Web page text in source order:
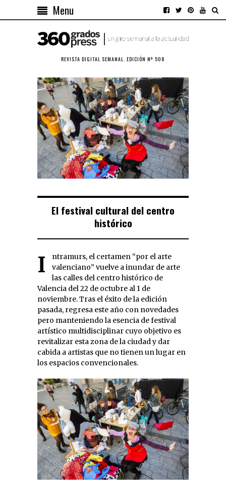
Menu
REVISTA DIGITAL SEMANAL. EDICIÓN Nº 508
El festival cultural del centro
histórico
Intramurs, el certamen “por el arte
valenciano” vuelve a inundar de arte
las calles del centro histórico de
Valencia del 22 de octubre al 1 de
noviembre. Tras el éxito de la edición
pasada, regresa este año con novedades
pero manteniendo la esencia de festival
artístico multidisciplinar cuyo objetivo es
revitalizar esta zona de la ciudad y dar
cabida a artistas que no tienen un lugar en
los espacios convencionales.